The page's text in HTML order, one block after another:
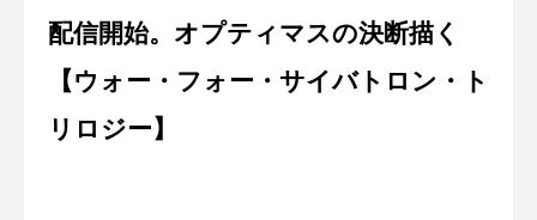
配信開始。オプティマスの決断描く
【ウォー・フォー・サイバトロン・ト
リロジー】